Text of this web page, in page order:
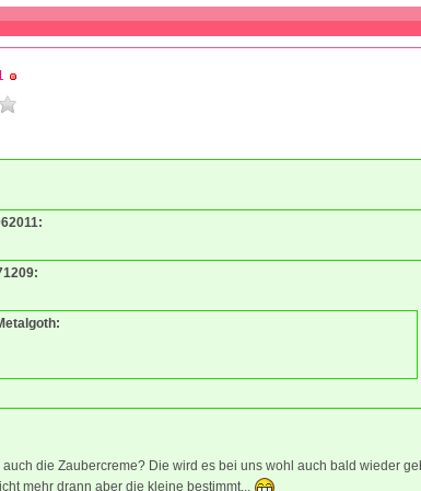
die Zaubercreme? Die wird es bei uns wohl auch bald wieder
mehr drann aber die kleine bestimmt...